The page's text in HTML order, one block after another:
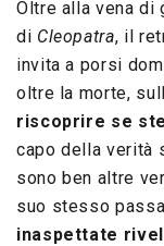
Oltre alla vena di
di Cleopatra, il
invita a porsi
oltre la morte,
riscoprire se
capo della verità
sono ben altre
suo stesso
inaspettate